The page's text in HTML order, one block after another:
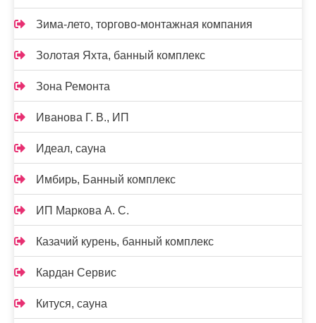
Зима-лето, торгово-монтажная компания
Золотая Яхта, банный комплекс
Зона Ремонта
Иванова Г. В., ИП
Идеал, сауна
Имбирь, Банный комплекс
ИП Маркова А. С.
Казачий курень, банный комплекс
Кардан Сервис
Китуся, сауна